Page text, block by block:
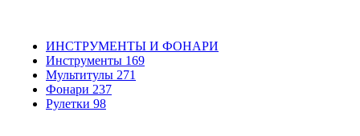
ИНСТРУМЕНТЫ И ФОНАРИ
Инструменты 169
Мультитулы 271
Фонари 237
Рулетки 98